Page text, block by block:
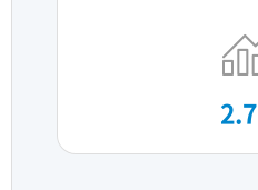
2.7